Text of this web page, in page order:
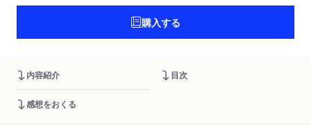
購入する
内容紹介 目次
感想をおくる